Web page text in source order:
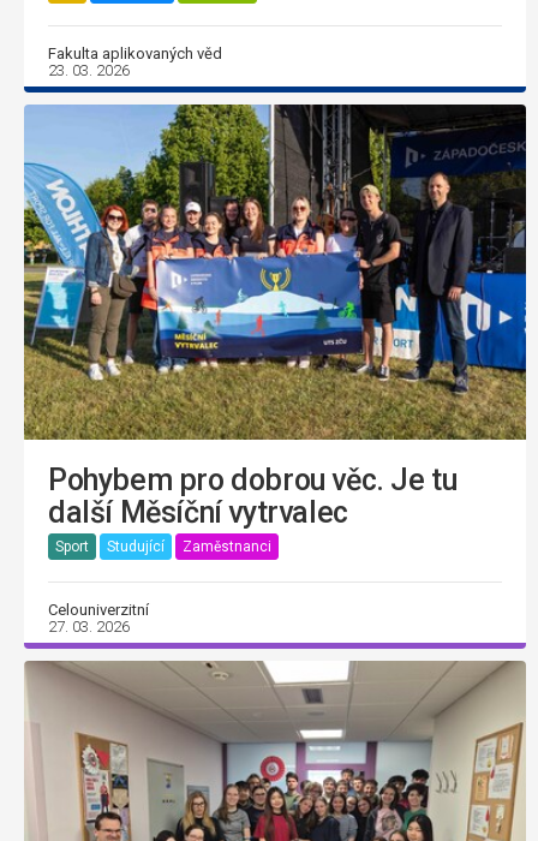
Fakulta aplikovaných věd
23. 03. 2026
Pohybem pro dobrou věc. Je tu
další Měsíční vytrvalec
Sport Studující Zaměstnanci
Celouniverzitní
27. 03. 2026